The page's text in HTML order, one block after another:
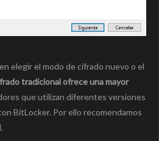
elegir el modo de cifrado nuevo o el
tradicional ofrece una mayor
que utilizan diferentes versiones
BitLocker. Por ello recomendamos